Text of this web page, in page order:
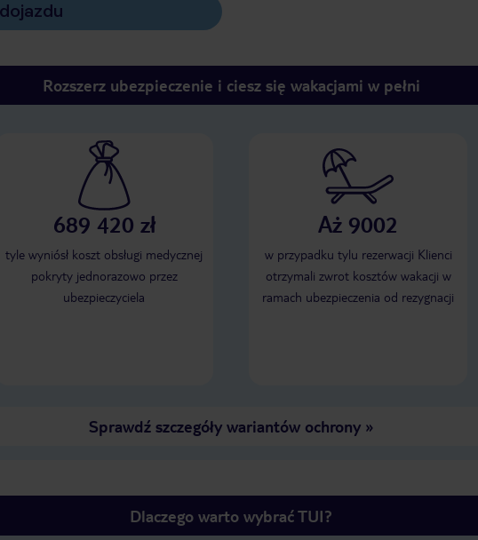
Rozszerz ubezpieczenie i ciesz się wakacjami w pełni
689 420 zł
tyle wyniósł koszt obsługi medycznej
pokryty jednorazowo przez
ubezpieczyciela
Aż 9002
w przypadku tylu rezerwacji Klienci
otrzymali zwrot kosztów wakacji w
ramach ubezpieczenia od rezygnacji
Sprawdź szczegóły wariantów ochrony»
Dlaczego warto wybrać TUI?